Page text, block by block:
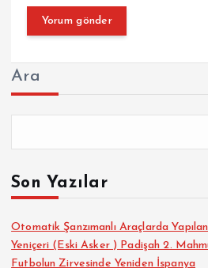
Ara
Son Yazılar
Otomatik Şanzımanlı Araçlarda
Yeniçeri (Eski Asker ) Padişah 2.
Futbolun Zirvesinde Yeniden İspanya